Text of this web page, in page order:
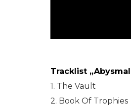
Tracklist
1. The Vault
2. Book Of Trophies